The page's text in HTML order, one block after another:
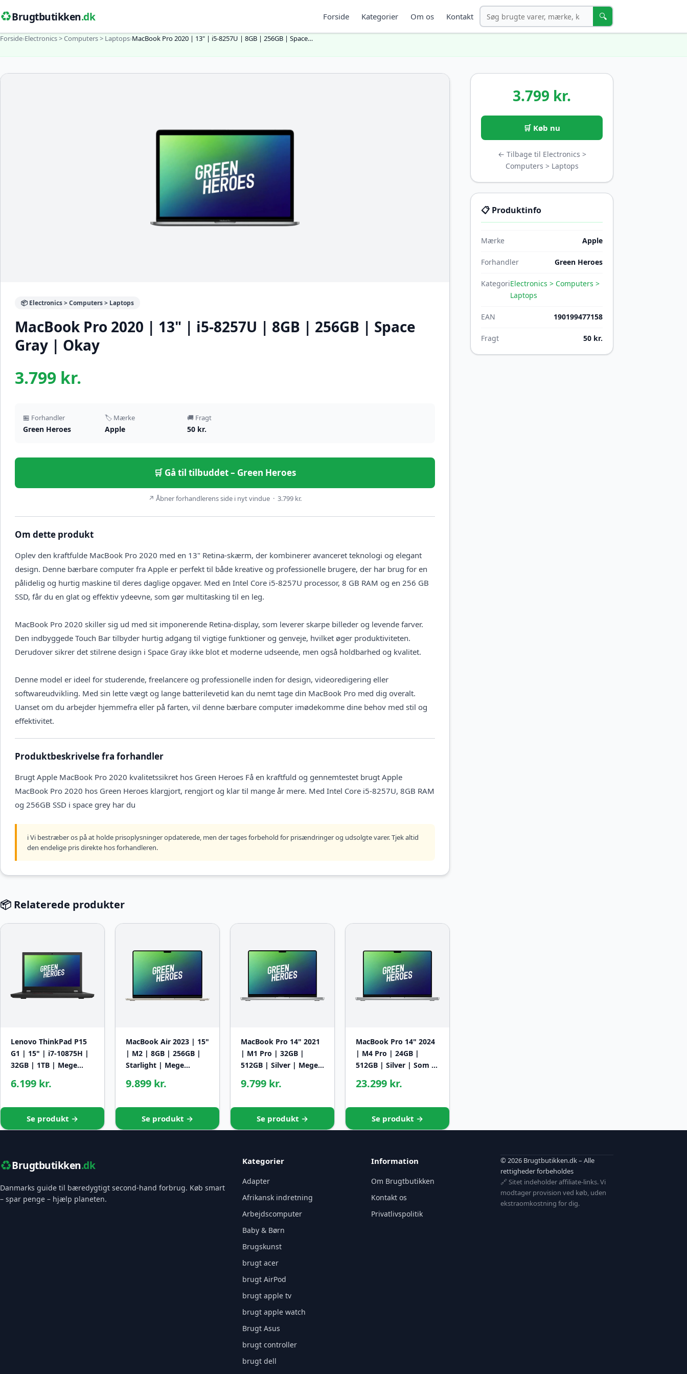
♻️Brugtbutikken.dk Forside Kategorier Om os Kontakt Søg 🔍
Forside›Electronics > Computers > Laptops›MacBook Pro 2020 | 13" | i5-8257U | 8GB | 256GB | Space…
📦 Electronics > Computers > Laptops
MacBook Pro 2020 | 13" | i5-8257U | 8GB | 256GB | Space
Gray | Okay
3.799 kr.
🏪 Forhandler
Green Heroes
🏷️ Mærke
Apple
🚚 Fragt
50 kr.
🛒 Gå til tilbuddet – Green Heroes
↗ Åbner forhandlerens side i nyt vindue · 3.799 kr.
Om dette produkt
Oplev den kraftfulde MacBook Pro 2020 med en 13" Retina-skærm, der kombinerer avanceret teknologi og elegant
design. Denne bærbare computer fra Apple er perfekt til både kreative og professionelle brugere, der har brug for en
pålidelig og hurtig maskine til deres daglige opgaver. Med en Intel Core i5-8257U processor, 8 GB RAM og en 256 GB
SSD, får du en glat og effektiv ydeevne, som gør multitasking til en leg.
MacBook Pro 2020 skiller sig ud med sit imponerende Retina-display, som leverer skarpe billeder og levende farver.
Den indbyggede Touch Bar tilbyder hurtig adgang til vigtige funktioner og genveje, hvilket øger produktiviteten.
Derudover sikrer det stilrene design i Space Gray ikke blot et moderne udseende, men også holdbarhed og kvalitet.
Denne model er ideel for studerende, freelancere og professionelle inden for design, videoredigering eller
softwareudvikling. Med sin lette vægt og lange batterilevetid kan du nemt tage din MacBook Pro med dig overalt.
Uanset om du arbejder hjemmefra eller på farten, vil denne bærbare computer imødekomme dine behov med stil og
effektivitet.
Produktbeskrivelse fra forhandler
Brugt Apple MacBook Pro 2020 kvalitetssikret hos Green Heroes Få en kraftfuld og gennemtestet brugt Apple
MacBook Pro 2020 hos Green Heroes klargjort, rengjort og klar til mange år mere. Med Intel Core i5-8257U, 8GB RAM
og 256GB SSD i space grey har du
ℹ️ Vi bestræber os på at holde prisoplysninger opdaterede, men der tages forbehold for prisændringer og udsolgte varer. Tjek altid
den endelige pris direkte hos forhandleren.
📦 Relaterede produkter
Lenovo ThinkPad P15
G1 | 15" | i7-10875H |
32GB | 1TB | Mege…
6.199 kr.
Se produkt →
MacBook Air 2023 | 15"
| M2 | 8GB | 256GB |
Starlight | Mege…
9.899 kr.
Se produkt →
MacBook Pro 14" 2021
| M1 Pro | 32GB |
512GB | Silver | Mege…
9.799 kr.
Se produkt →
MacBook Pro 14" 2024
| M4 Pro | 24GB |
512GB | Silver | Som …
23.299 kr.
Se produkt →
3.799 kr.
🛒 Køb nu
← Tilbage til Electronics >
Computers > Laptops
📋 Produktinfo
Mærke Apple
Forhandler Green Heroes
KategoriElectronics > Computers >
Laptops
EAN 190199477158
Fragt 50 kr.
♻️Brugtbutikken.dk
Danmarks guide til bæredygtigt second-hand forbrug. Køb smart
– spar penge – hjælp planeten.
Kategorier
Adapter
Afrikansk indretning
Arbejdscomputer
Baby & Børn
Brugskunst
brugt acer
brugt AirPod
brugt apple tv
brugt apple watch
Brugt Asus
brugt controller
brugt dell
Information
Om Brugtbutikken
Kontakt os
Privatlivspolitik
© 2026 Brugtbutikken.dk – Alle
rettigheder forbeholdes
🔗 Sitet indeholder affiliate-links. Vi
modtager provision ved køb, uden
ekstraomkostning for dig.